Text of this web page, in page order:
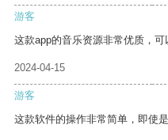
游客
这款app的音乐资源非常优质，可
2024-04-15
游客
这款软件的操作非常简单，即使